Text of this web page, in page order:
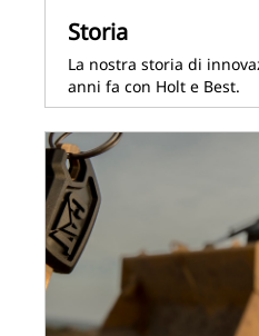
Storia
La nostra storia di
anni fa con Holt e Best.